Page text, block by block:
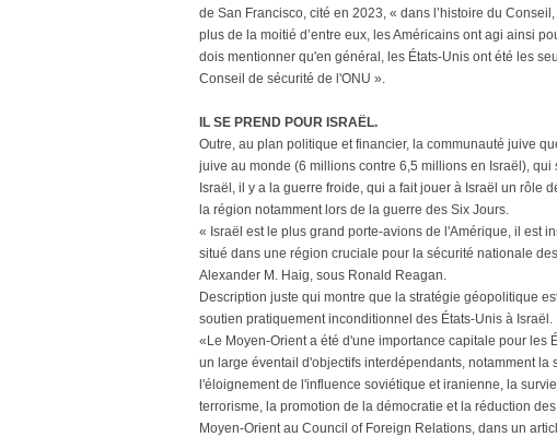
de San Francisco, cité en 2023, « dans l’histoire du
plus de la moitié d’entre eux, les Américains ont agi ainsi
dois mentionner qu'en général, les États-Unis ont été les
Conseil de sécurité de l'ONU ».
IL SE PREND POUR ISRAËL.
Outre, au plan politique et financier, la communauté juive
juive au monde (6 millions contre 6,5 millions en Israël),
Israël, il y a la guerre froide, qui a fait jouer à Israël un rôle
la région notamment lors de la guerre des Six Jours.
« Israël est le plus grand porte-avions de l'Amérique, il est
situé dans une région cruciale pour la sécurité nationale
Alexander M. Haig, sous Ronald Reagan.
Description juste qui montre que la stratégie géopolitique
soutien pratiquement inconditionnel des États-Unis à Israël.
«Le Moyen-Orient a été d'une importance capitale pour les
un large éventail d'objectifs interdépendants, notamment
l'éloignement de l'influence soviétique et iranienne, la
terrorisme, la promotion de la démocratie et la réduction
Moyen-Orient au Council of Foreign Relations, dans un